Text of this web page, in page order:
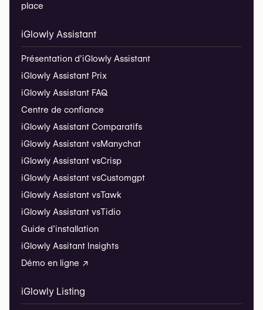
place
iGlowly Assistant
Présentation d’iGlowly Assistant
iGlowly Assistant Prix
iGlowly Assistant FAQ
Centre de confiance
iGlowly Assistant Comparatifs
iGlowly Assistant vsManychat
iGlowly Assistant vsCrisp
iGlowly Assistant vsCustomgpt
iGlowly Assistant vsTawk
iGlowly Assistant vsTidio
Guide d’installation
iGlowly Assitant Insights
Démo en ligne ↗
iGlowly Listing